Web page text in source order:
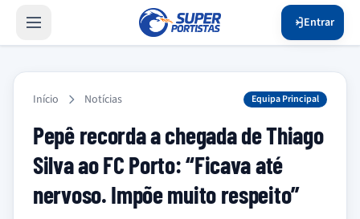
Entrar
Início Notícias Equipa Principal
Pepê recorda a chegada de Thiago
Silva ao FC Porto: “Ficava até
nervoso. Impõe muito respeito”